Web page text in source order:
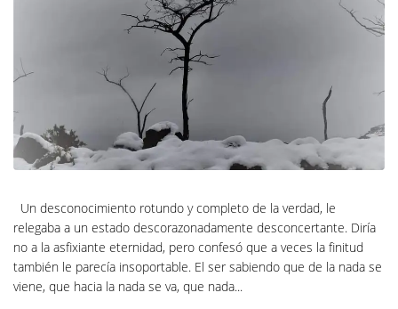
Un desconocimiento rotundo y completo de la verdad, le
relegaba a un estado descorazonadamente desconcertante. Diría
no a la asfixiante eternidad, pero confesó que a veces la finitud
también le parecía insoportable. El ser sabiendo que de la nada se
viene, que hacia la nada se va, que nada...